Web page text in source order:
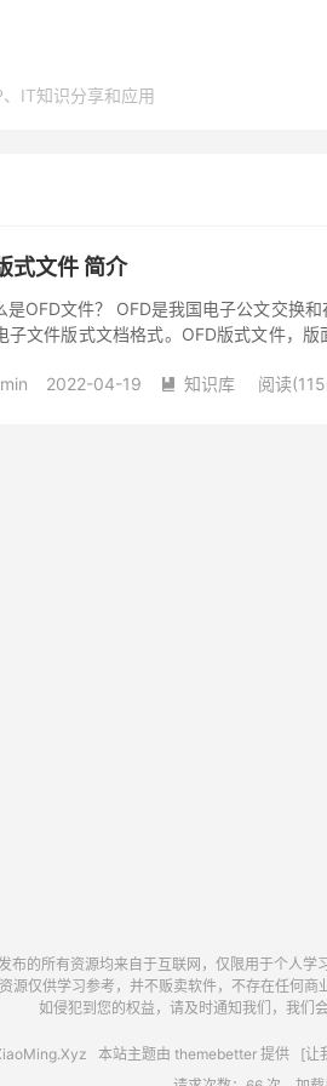
IT知识分享和应用
式文件 简介
是OFD文件？ OFD是我国电子公文交换
子文件版式文档格式。OFD版式文件，版
2022-04-19  知识库 阅读
布的所有资源均来自于互联网，仅限用于个人
源仅供学习参考，并不贩卖软件，不存在任何
如侵犯到您的权益，请及时通知我们，我
本站主题由 themebetter 提供 [让